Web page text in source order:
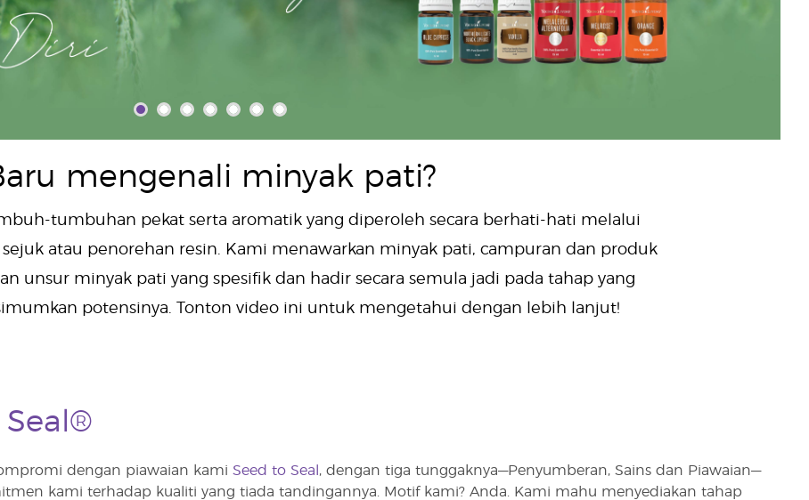
mengenali minyak pati?
tumbuhan pekat serta aromatik yang diperoleh secara berhati-hati melalui
atau penorehan resin. Kami menawarkan minyak pati, campuran dan produk
unsur minyak pati yang spesifik dan hadir secara semula jadi pada tahap yang
potensinya. Tonton video ini untuk mengetahui dengan lebih lanjut!
Seal®
dengan piawaian kami Seed to Seal , dengan tiga tunggaknya—Penyumberan, Sains dan Piawaian—
kami terhadap kualiti yang tiada tandingannya. Motif kami? Anda. Kami mahu menyediakan tahap